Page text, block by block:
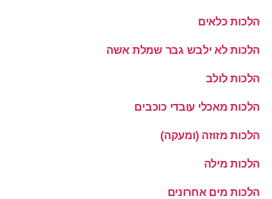
הלכות כלאים
הלכות לא ילבש גבר שמלת אשה
הלכות לולב
הלכות מאכלי עובדי כוכבים
הלכות מזוזה (ומעקה)
הלכות מילה
הלכות מים אחרונים